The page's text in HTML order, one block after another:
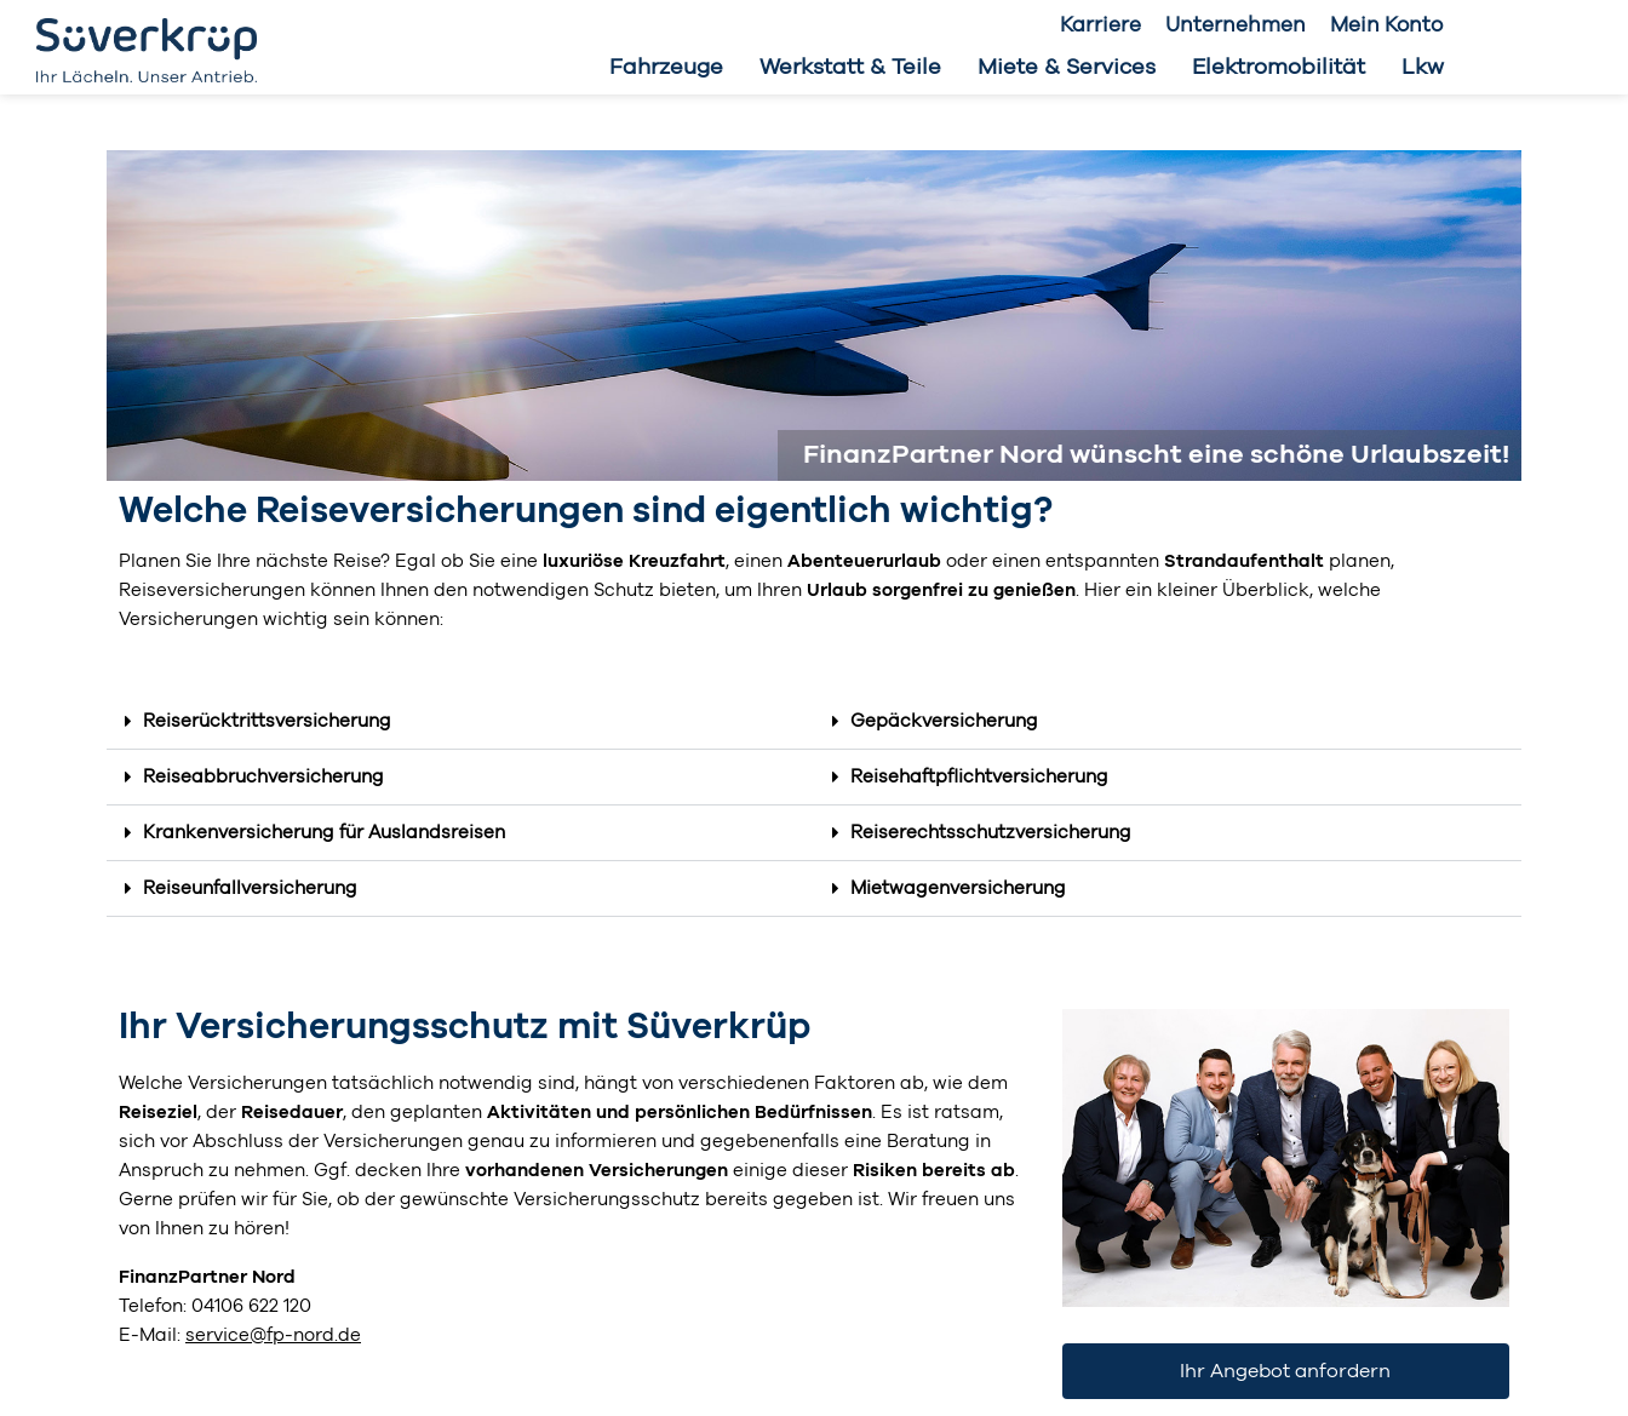
Karriere Unternehmen Mein Konto
Fahrzeuge Werkstatt & Teile Miete & Services Elektromobilität Lkw
FinanzPartner Nord wünscht eine schöne Urlaubszeit!
Welche Reiseversicherungen sind eigentlich wichtig?
Planen Sie Ihre nächste Reise? Egal ob Sie eine luxuriöse Kreuzfahrt, einen Abenteuerurlaub oder einen entspannten Strandaufenthalt planen,
Reiseversicherungen können Ihnen den notwendigen Schutz bieten, um Ihren Urlaub sorgenfrei zu genießen. Hier ein kleiner Überblick, welche
Versicherungen wichtig sein können:
Reiserücktrittsversicherung
Reiseabbruchversicherung
Krankenversicherung für Auslandsreisen
Reiseunfallversicherung
Gepäckversicherung
Reisehaftpflichtversicherung
Reiserechtsschutzversicherung
Mietwagenversicherung
Ihr Versicherungsschutz mit Süverkrüp
Welche Versicherungen tatsächlich notwendig sind, hängt von verschiedenen Faktoren ab, wie dem
Reiseziel , der Reisedauer, den geplanten Aktivitäten und persönlichen Bedürfnissen. Es ist ratsam,
sich vor Abschluss der Versicherungen genau zu informieren und gegebenenfalls eine Beratung in
Anspruch zu nehmen. Ggf. decken Ihre vorhandenen Versicherungen einige dieser Risiken bereits ab.
Gerne prüfen wir für Sie, ob der gewünschte Versicherungsschutz bereits gegeben ist. Wir freuen uns
von Ihnen zu hören!
FinanzPartner Nord
Telefon: 04106 622 120
E-Mail: service@fp-nord.de
Ihr Angebot anfordern